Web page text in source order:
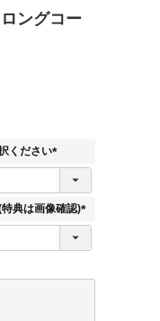
ングコー
ください
(
須
典は画像確認)
(
)